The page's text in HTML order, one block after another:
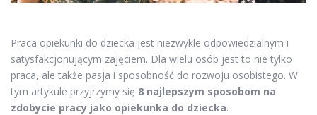
Praca opiekunki do dziecka jest niezwykle odpowiedzialnym i
satysfakcjonującym zajęciem. Dla wielu osób jest to nie tylko
praca, ale także pasja i sposobność do rozwoju osobistego. W
tym artykule przyjrzymy się 8 najlepszym sposobom na
zdobycie pracy jako opiekunka do dziecka.